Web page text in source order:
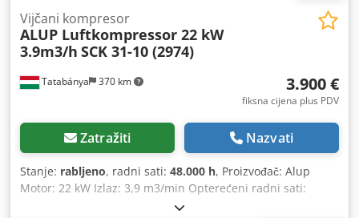
Tatabánya 370 km
Vijčani kompresor
ALUP Luftkompressor 22 kW
3.9m3/h SCK 31-10 (2974)
3.900 €
fiksna cijena plus PDV
Zatražiti Nazvati
Stanje: rabljeno, radni sati: 48.000 h, Proizvođač: Alup
Motor: 22 kW Izlaz: 3,9 m3/min Opterećeni radni sati:
48.000 h Crodpfour N Tbex Agdof